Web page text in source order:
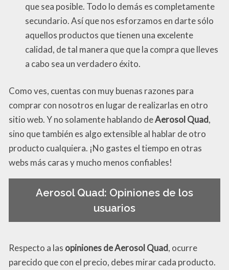
que sea posible. Todo lo demás es completamente
secundario. Así que nos esforzamos en darte sólo
aquellos productos que tienen una excelente
calidad, de tal manera que que la compra que lleves
a cabo sea un verdadero éxito.
Como ves, cuentas con muy buenas razones para
comprar con nosotros en lugar de realizarlas en otro
sitio web. Y no solamente hablando deAerosol Quad,
sino que también es algo extensible al hablar de otro
producto cualquiera. ¡No gastes el tiempo en otras
webs más caras y mucho menos confiables!
Aerosol Quad: Opiniones de los
usuarios
Respecto a las opiniones de Aerosol Quad, ocurre
parecido que con el precio, debes mirar cada producto.